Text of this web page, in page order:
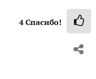
4Спасибо!